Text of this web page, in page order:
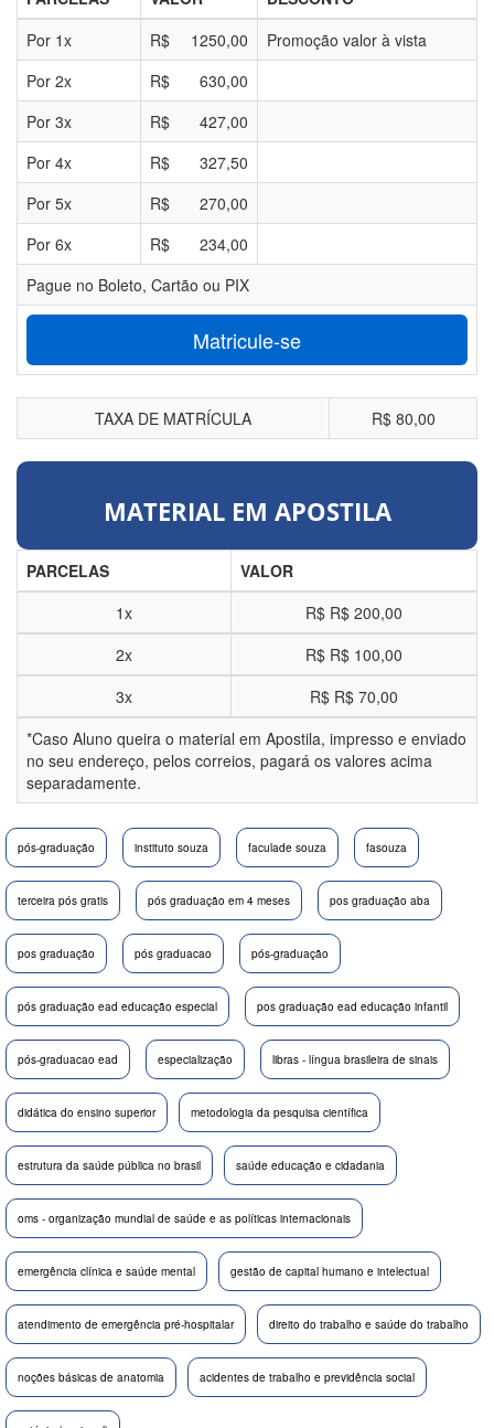
Por 1x R$ 1250,00
Promoção valor à vista
Por 2x R$
630,00
Por 3x R$
427,00
Por 4x R$
327,50
Por 5x R$
270,00
Por 6x R$
234,00
Pague no Boleto, Cartão ou PIX
Matricule-se
TAXA DE MATRÍCULA R$ 80,00
MATERIAL EM APOSTILA
PARCELAS
VALOR
1x
R$ R$ 200,00
2x
R$ R$ 100,00
3x
R$ R$ 70,00
*Caso Aluno queira o material em Apostila, impresso e enviado
no seu endereço, pelos correios, pagará os valores acima
separadamente.
pós-graduação instituto souza faculade souza fasouza
terceira pós gratis pós graduação em 4 meses pos graduação aba
pos graduação pós graduacao pós-graduação
pós graduação ead educação especial pos graduação ead educação infantil
pós-graduacao ead especialização libras - língua brasileira de sinais
didática do ensino superior metodologia da pesquisa científica
estrutura da saúde pública no brasil saúde educação e cidadania
oms - organização mundial de saúde e as políticas internacionais
emergência clínica e saúde mental gestão de capital humano e intelectual
atendimento de emergência pré-hospitalar direito do trabalho e saúde do trabalho
noções básicas de anatomia acidentes de trabalho e previdência social